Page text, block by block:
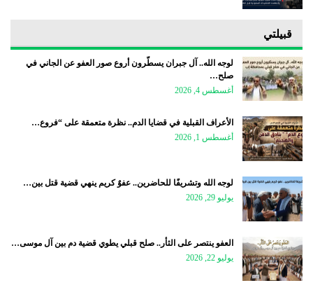
قبيلتي
لوجه الله.. آل جبران يسطّرون أروع صور العفو عن الجاني في
صلح…
أغسطس 4, 2026
الأعراف القبلية في قضايا الدم.. نظرة متعمقة على “فروع…
أغسطس 1, 2026
لوجه الله وتشريفًا للحاضرين.. عفوٌ كريم ينهي قضية قتل بين…
يوليو 29, 2026
العفو ينتصر على الثأر.. صلح قبلي يطوي قضية دم بين آل موسى…
يوليو 22, 2026